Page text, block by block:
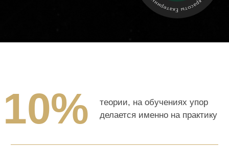
будете отрабатывать навыки
99+
курса
ПРОГРАММАкурса